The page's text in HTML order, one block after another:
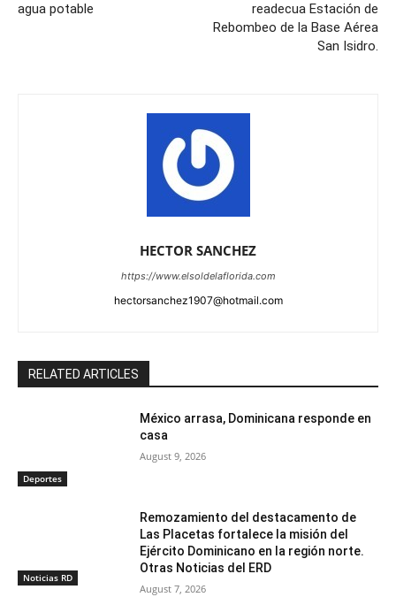
agua potable
readecua Estación de
Rebombeo de la Base Aérea
San Isidro.
HECTOR SANCHEZ
https://www.elsoldelaflorida.com
hectorsanchez1907@hotmail.com
RELATED ARTICLES
Deportes
México arrasa, Dominicana responde en
casa
August 9, 2026
Noticias RD
Remozamiento del destacamento de
Las Placetas fortalece la misión del
Ejército Dominicano en la región norte.
Otras Noticias del ERD
August 7, 2026